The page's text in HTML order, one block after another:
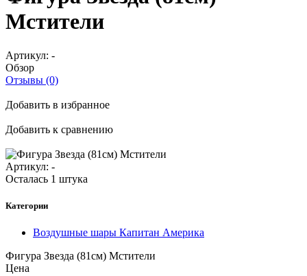
Мстители
Артикул: -
Обзор
Отзывы (0)
Добавить в избранное
Добавить к сравнению
Артикул: -
Осталась 1 штука
Категории
Воздушные шары Капитан Америка
Фигура Звезда (81см) Мстители
Цена